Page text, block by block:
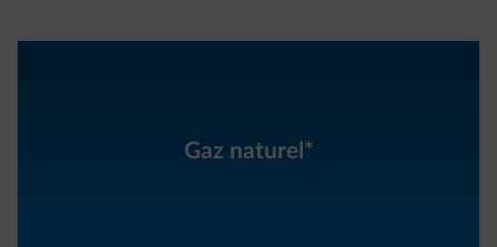
Gaz naturel*